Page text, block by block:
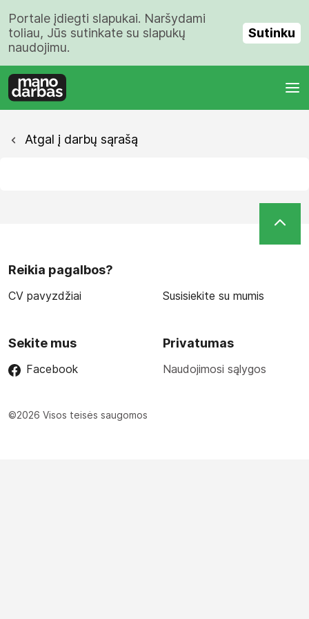
Portale įdiegti slapukai. Naršydami
toliau, Jūs sutinkate su slapukų
naudojimu.
Sutinku
Atgal į darbų sąrašą
Reikia pagalbos?
CV pavyzdžiai Susisiekite su mumis
Sekite mus
Facebook
Privatumas
Naudojimosi sąlygos
©2026 Visos teisės saugomos